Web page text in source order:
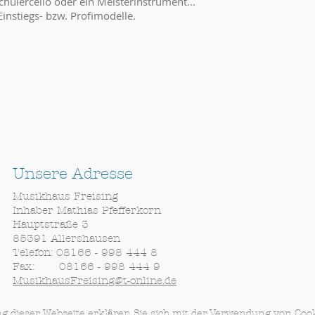
bzw. Profimodelle.
Unsere Adresse
Musikhaus Freising
Inhaber Mathias Pfefferkorn
Hauptstraße 3
85391 Allershausen
Telefon: 08166 - 998 444 8
Fax: 08166 - 998 444 9
MusikhausFreising@t-online.de